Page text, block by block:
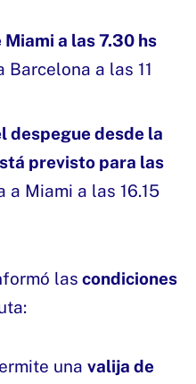
Miami a las 7.30 hs
Barcelona a las 11
despegue desde la
previsto para las
a Miami a las 16.15
las condiciones
una valija de